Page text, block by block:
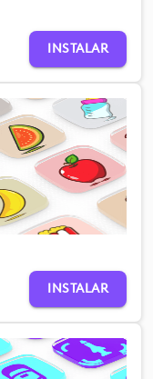
INSTALAR
INSTALAR